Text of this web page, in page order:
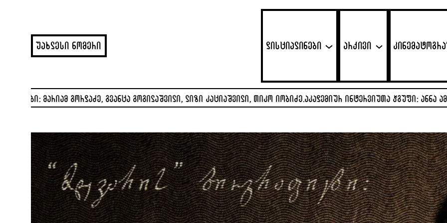
უახლესი ნომერი დისციპლინები არქივი
გვანცა გოგილაშვილი, ლიზი კაციაშვილი, თიკო იობიძე.აკადემიურ ინტერვიუთა ჯგუფი: ანნა ამილახვარი, ანანო